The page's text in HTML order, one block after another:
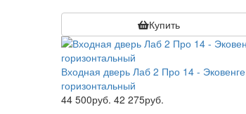
Купить
Входная дверь Лаб 2 Про 14 - Эковенге
горизонтальный
44 500руб. 42 275руб.